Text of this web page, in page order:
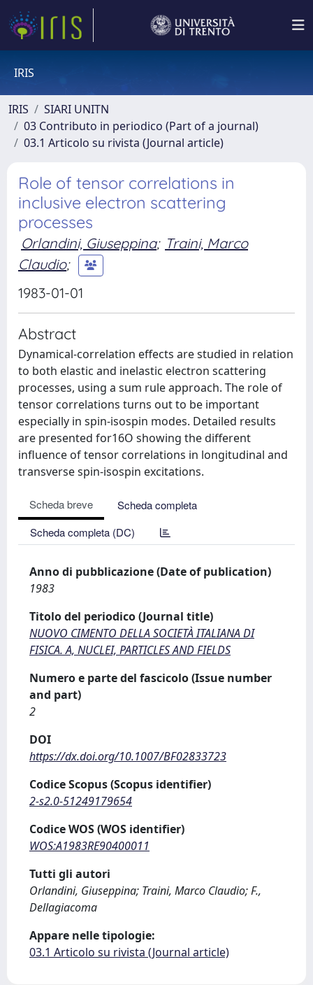
IRIS
IRIS
SIARI UNITN
03 Contributo in periodico (Part of a journal)
03.1 Articolo su rivista (Journal article)
Role of tensor correlations in
inclusive electron scattering
processes
Orlandini, Giuseppina; Traini, Marco
Claudio;
1983-01-01
Abstract
Dynamical-correlation effects are studied in relation
to both elastic and inelastic electron scattering
processes, using a sum rule approach. The role of
tensor correlations turns out to be important
especially in spin-isospin modes. Detailed results
are presented for16O showing the different
influence of tensor correlations in longitudinal and
transverse spin-isospin excitations.
Scheda breve
Scheda completa
Scheda completa (DC)
Anno di pubblicazione (Date of publication)
1983
Titolo del periodico (Journal title)
NUOVO CIMENTO DELLA SOCIETÀ ITALIANA DI
FISICA. A, NUCLEI, PARTICLES AND FIELDS
Numero e parte del fascicolo (Issue number
and part)
2
DOI
https://dx.doi.org/10.1007/BF02833723
Codice Scopus (Scopus identifier)
2-s2.0-51249179654
Codice WOS (WOS identifier)
WOS:A1983RE90400011
Tutti gli autori
Orlandini, Giuseppina; Traini, Marco Claudio; F.,
Dellagiacoma
Appare nelle tipologie:
03.1 Articolo su rivista (Journal article)